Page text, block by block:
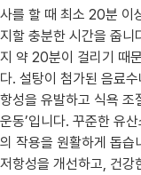
사를 할 때 최소 20분 이
지할 충분한 시간을 줍니
지 약 20분이 걸리기 때
다. 설탕이 첨가된 음료
항성을 유발하고 식욕 조
운동’입니다. 꾸준한 유
의 작용을 원활하게 돕습
저항성을 개선하고, 건강